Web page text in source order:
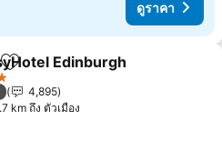
ดูราคา
เพิ่มในรายการโปรด
Edinburgh
4,895
km ถึง ตัวเมือง